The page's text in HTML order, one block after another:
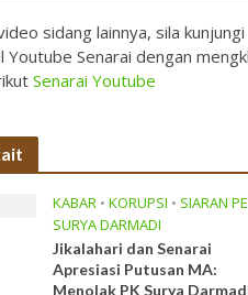
sidang lainnya, sila kunjungi
Youtube Senarai dengan
Senarai Youtube
KABAR • KORUPSI • SIARAN
SURYA DARMADI
Jikalahari dan Senarai
Apresiasi Putusan MA:
Menolak PK Surya